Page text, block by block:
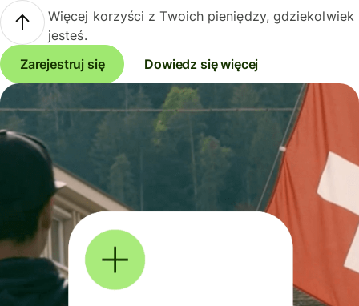
Więcej korzyści z Twoich pieniędzy, gdziekolwiek
jesteś.
Zarejestruj się
Dowiedz się więcej